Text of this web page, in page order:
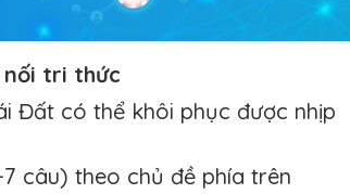
nối tri thức
Đất có thể khôi phục được nhịp
câu) theo chủ đề phía trên